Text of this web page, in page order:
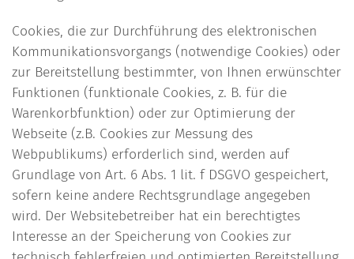
Cookies, die zur Durchführung des elektronischen
Kommunikationsvorgangs (notwendige Cookies) oder
zur Bereitstellung bestimmter, von Ihnen erwünschter
Funktionen (funktionale Cookies, z. B. für die
Warenkorbfunktion) oder zur Optimierung der
Webseite (z.B. Cookies zur Messung des
Webpublikums) erforderlich sind, werden auf
Grundlage von Art. 6 Abs. 1 lit. f DSGVO gespeichert,
sofern keine andere Rechtsgrundlage angegeben
wird. Der Websitebetreiber hat ein berechtigtes
Interesse an der Speicherung von Cookies zur